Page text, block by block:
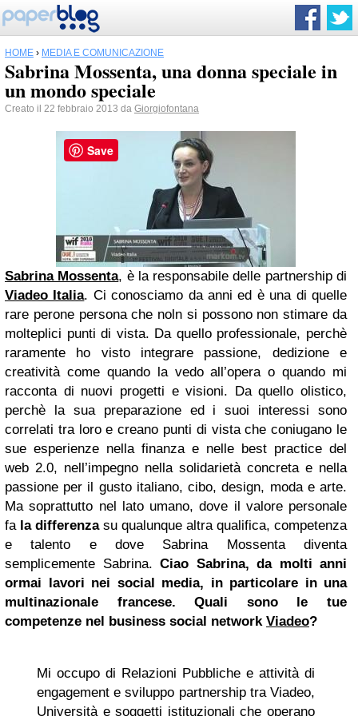
HOME › MEDIA E COMUNICAZIONE
Sabrina Mossenta, una donna speciale in
un mondo speciale
Creato il 22 febbraio 2013 da Giorgiofontana
Sabrina Mossenta, è la responsabile delle partnership di
Viadeo Italia. Ci conosciamo da anni ed è una di quelle
rare perone persona che noln si possono non stimare da
molteplici punti di vista. Da quello professionale, perchè
raramente ho visto integrare passione, dedizione e
creatività come quando la vedo all’opera o quando mi
racconta di nuovi progetti e visioni. Da quello olistico,
perchè la sua preparazione ed i suoi interessi sono
correlati tra loro e creano punti di vista che coniugano le
sue esperienze nella finanza e nelle best practice del
web 2.0, nell’impegno nella solidarietà concreta e nella
passione per il gusto italiano, cibo, design, moda e arte.
Ma soprattutto nel lato umano, dove il valore personale
fa la differenzasu qualunque altra qualifica, competenza
e talento e dove Sabrina Mossenta diventa
semplicemente Sabrina. Ciao Sabrina, da molti anni
ormai lavori nei social media, in particolare in una
multinazionale francese. Quali sono le tue
competenze nel business social network Viadeo?
Mi occupo di Relazioni Pubbliche e attività di
engagement e sviluppo partnership tra Viadeo,
Università e soggetti istituzionali che operano
Save